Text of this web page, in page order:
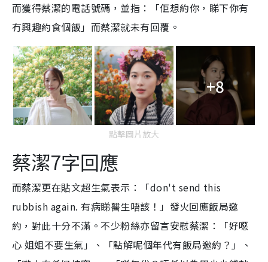
而獲得蔡潔的電話號碼，並指：「佢想約你，睇下你有
冇興趣約食個飯」而蔡潔就未有回覆。
+8
點擊圖片放大
蔡潔7字回應
而蔡潔更在貼文超生氣表示：「don't send this
rubbish again. 有病睇醫生唔該！」發火回應飯局邀
約，對此十分不滿。不少粉絲亦留言安慰蔡潔：「好噁
心 姐姐不要生氣」、「點解呢個年代有飯局邀約？」、